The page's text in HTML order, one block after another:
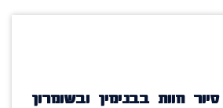
חוות בבנימין ובשומרון